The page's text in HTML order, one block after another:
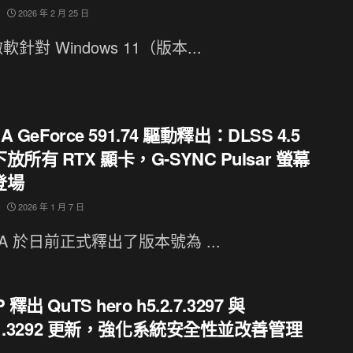
2026 年 2 月 25 日
針對 Windows 11（版本...
GeForce 591.74 驅動釋出：DLSS 4.5
放所有 RTX 顯卡，G-SYNC Pulsar 螢幕
場
2026 年 1 月 7 日
於日前正式釋出了版本號為 ...
釋出 QuTS hero h5.2.7.3297 與
更新，強化系統安全性並改善管理